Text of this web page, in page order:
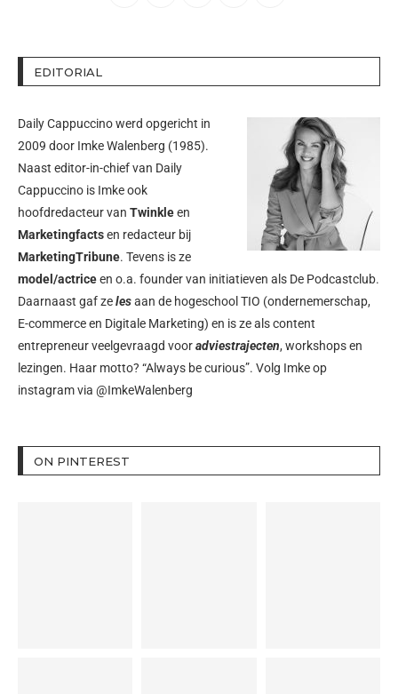
EDITORIAL
Daily Cappuccino werd opgericht in
2009 door Imke Walenberg (1985).
Naast editor-in-chief van Daily
Cappuccino is Imke ook
hoofdredacteur van Twinkleen
Marketingfactsen redacteur bij
MarketingTribune. Tevens is ze
model/actriceen o.a. founder van initiatieven als De Podcastclub.
Daarnaast gaf zelesaan de hogeschool TIO (ondernemerschap,
E-commerce en Digitale Marketing) en is ze als content
entrepreneur veelgevraagd vooradviestrajecten, workshops en
lezingen. Haar motto? “Always be curious”. Volg Imke op
instagram via @ImkeWalenberg
ON PINTEREST